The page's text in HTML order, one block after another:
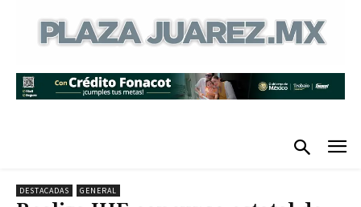
DESTACADAS GENERAL